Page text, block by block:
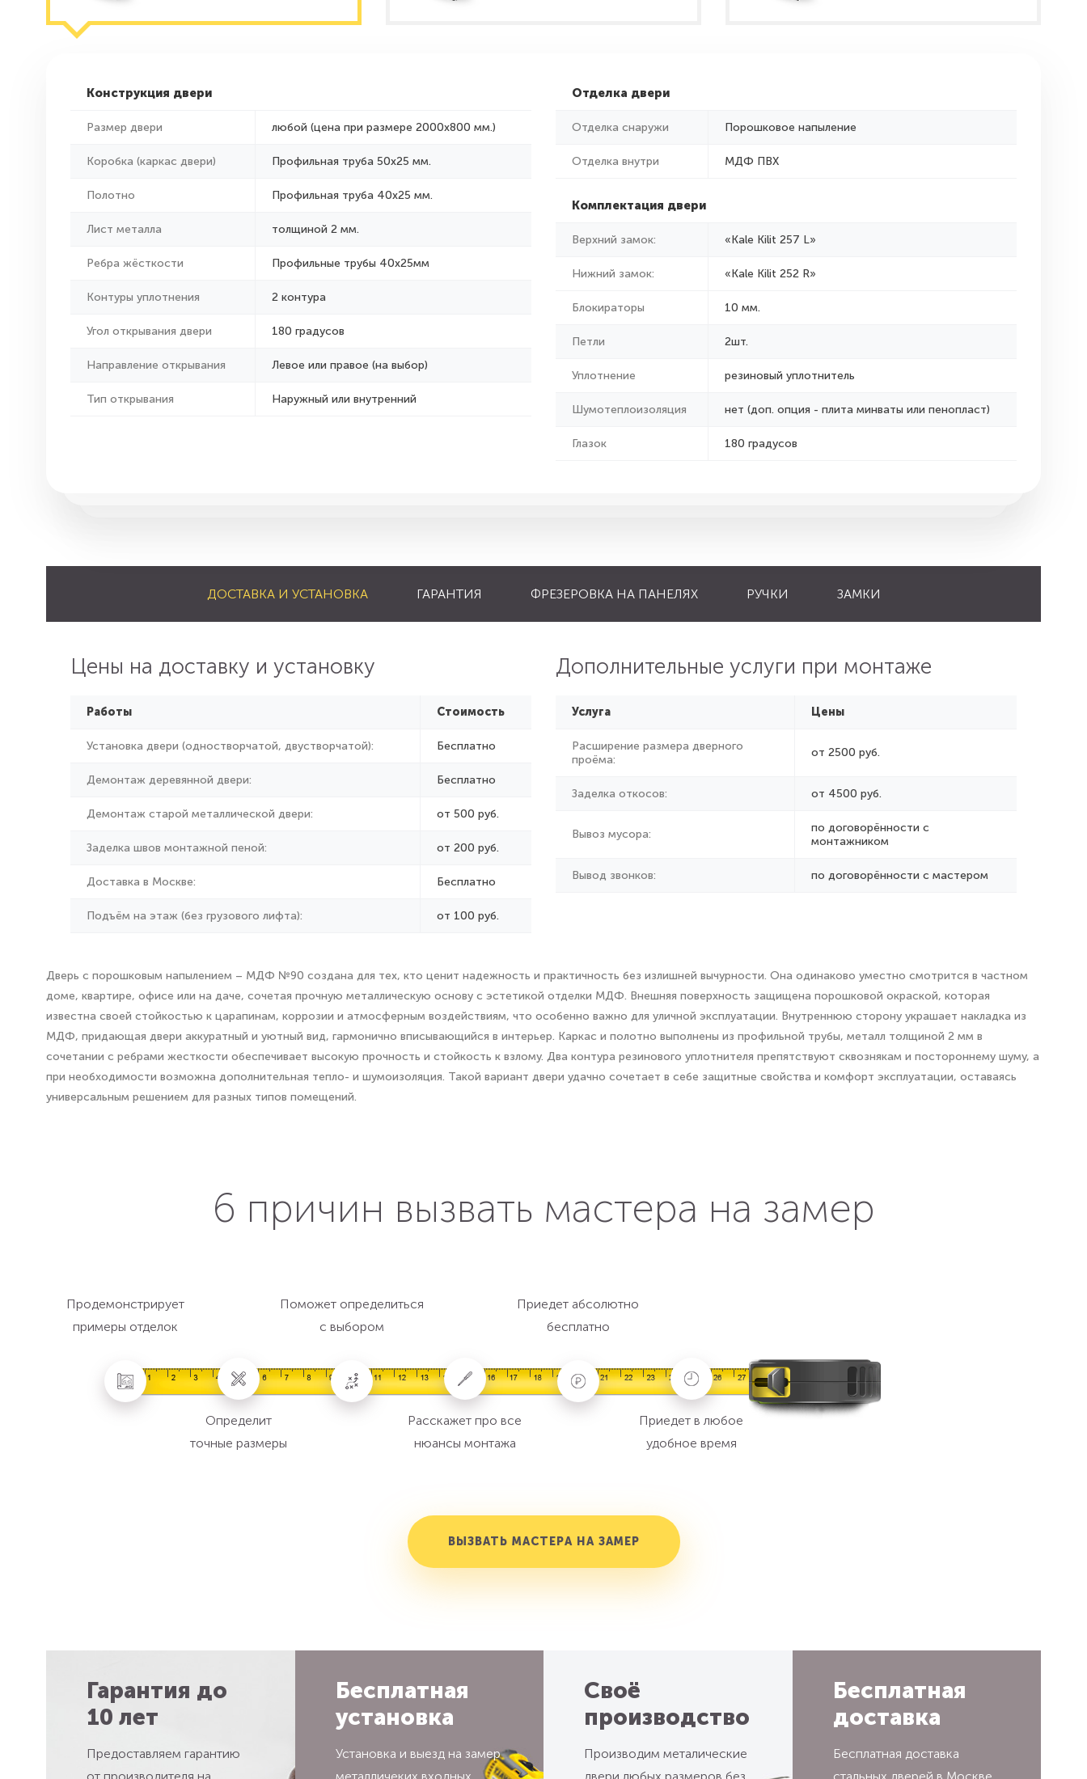
Конструкция двери
Размер двери любой (цена при размере 2000x800 мм.)
Коробка (каркас двери) Профильная труба 50х25 мм.
Полотно Профильная труба 40х25 мм.
Лист металла толщиной 2 мм.
Ребра жёсткости Профильные трубы 40х25мм
Контуры уплотнения 2 контура
Угол открывания двери 180 градусов
Направление открывания Левое или правое (на выбор)
Тип открывания Наружный или внутренний
Отделка двери
Отделка снаружи Порошковое напыление
Отделка внутри МДФ ПВХ
Комплектация двери
Верхний замок: «Kale Kilit 257 L»
Нижний замок: «Kale Kilit 252 R»
Блокираторы 10 мм.
Петли 2шт.
Уплотнение резиновый уплотнитель
Шумотеплоизоляция нет (доп. опция - плита минваты или пенопласт)
Глазок 180 градусов
ДОСТАВКА И УСТАНОВКА ГАРАНТИЯ ФРЕЗЕРОВКА НА ПАНЕЛЯХ РУЧКИ ЗАМКИ
Цены на доставку и установку
Работы Стоимость
Установка двери (одностворчатой, двустворчатой): Бесплатно
Демонтаж деревянной двери: Бесплатно
Демонтаж старой металлической двери: от 500 руб.
Заделка швов монтажной пеной: от 200 руб.
Доставка в Москве: Бесплатно
Подъём на этаж (без грузового лифта): от 100 руб.
Дополнительные услуги при монтаже
Услуга Цены
Расширение размера дверного
проёма:
от 2500 руб.
Заделка откосов: от 4500 руб.
Вывоз мусора:
по договорённости с
монтажником
Вывод звонков: по договорённости с мастером
Дверь с порошковым напылением – МДФ №90 создана для тех, кто ценит надежность и практичность без излишней вычурности. Она одинаково уместно смотрится в частном
доме, квартире, офисе или на даче, сочетая прочную металлическую основу с эстетикой отделки МДФ. Внешняя поверхность защищена порошковой окраской, которая
известна своей стойкостью к царапинам, коррозии и атмосферным воздействиям, что особенно важно для уличной эксплуатации. Внутреннюю сторону украшает накладка из
МДФ, придающая двери аккуратный и уютный вид, гармонично вписывающийся в интерьер. Каркас и полотно выполнены из профильной трубы, металл толщиной 2 мм в
сочетании с ребрами жесткости обеспечивает высокую прочность и стойкость к взлому. Два контура резинового уплотнителя препятствуют сквознякам и постороннему шуму, а
при необходимости возможна дополнительная тепло- и шумоизоляция. Такой вариант двери удачно сочетает в себе защитные свойства и комфорт эксплуатации, оставаясь
универсальным решением для разных типов помещений.
6 причин вызвать мастера на замер
Продемонстрирует
примеры отделок
Определит
точные размеры
Поможет определиться
с выбором
Расскажет про все
нюансы монтажа
Приедет абсолютно
бесплатно
Приедет в любое
удобное время
ВЫЗВАТЬ МАСТЕРА НА ЗАМЕР
Гарантия до
10 лет
Предоставляем гарантию
Бесплатная
установка
Установка и выезд на замер
Своё
производство
Производим металические
Бесплатная
доставка
Бесплатная доставка